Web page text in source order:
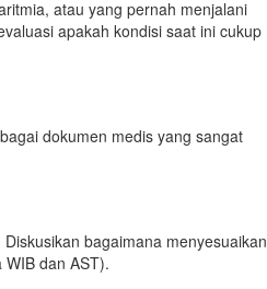
atau yang pernah menjalani
apakah kondisi saat ini cukup
dokumen medis yang sangat
bagaimana menyesuaikan
dan AST).